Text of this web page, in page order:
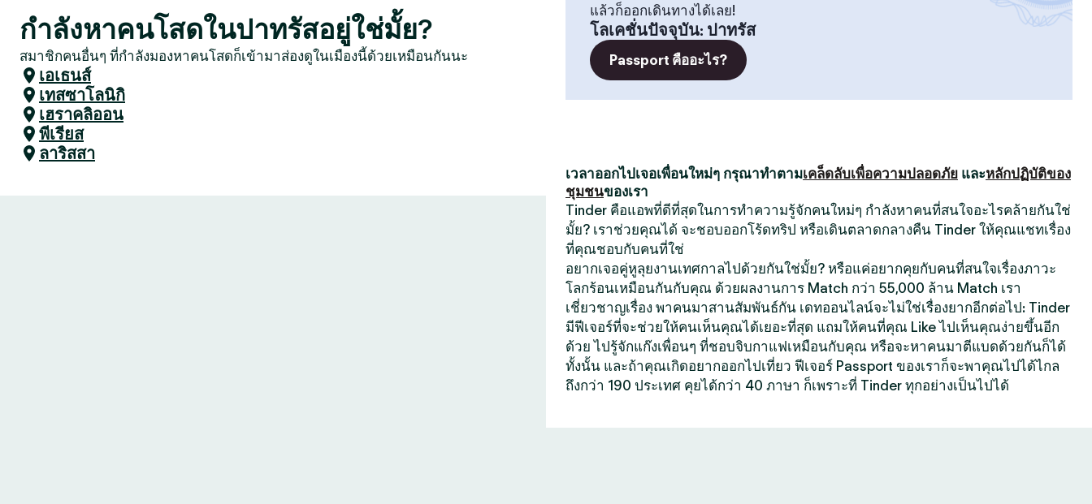
กำลังหาคนโสดในปาทรัสอยู่ใช่มั้ย?
สมาชิกคนอื่นๆ ที่กำลังมองหาคนโสดก็เข้ามาส่องดูในเมืองนี้ด้วยเหมือนกันนะ
เอเธนส์
เทสซาโลนิกิ
เฮราคลิออน
พีเรียส
ลาริสสา
แล้วก็ออกเดินทางได้เลย!
โลเคชั่นปัจจุบัน: ปาทรัส
Passport คืออะไร?
เวลาออกไปเจอเพื่อนใหม่ๆ กรุณาทำตามเคล็ดลับเพื่อความปลอดภัย และหลักปฏิบัติของ
ชุมชนของเรา
Tinder คือแอพที่ดีที่สุดในการทำความรู้จักคนใหม่ๆ กำลังหาคนที่สนใจอะไรคล้ายกันใช่
มั้ย? เราช่วยคุณได้ จะชอบออกโร้ดทริป หรือเดินตลาดกลางคืน Tinder ให้คุณแชทเรื่อง
ที่คุณชอบกับคนที่ใช่
อยากเจอคู่หูลุยงานเทศกาลไปด้วยกันใช่มั้ย? หรือแค่อยากคุยกับคนที่สนใจเรื่องภาวะ
โลกร้อนเหมือนกันกับคุณ ด้วยผลงานการ Match กว่า 55,000 ล้าน Match เรา
เชี่ยวชาญเรื่อง พาคนมาสานสัมพันธ์กัน เดทออนไลน์จะไม่ใช่เรื่องยากอีกต่อไป: Tinder
มีฟีเจอร์ที่จะช่วยให้คนเห็นคุณได้เยอะที่สุด แถมให้คนที่คุณ Like ไปเห็นคุณง่ายขึ้นอีก
ด้วย ไปรู้จักแก๊งเพื่อนๆ ที่ชอบจิบกาแฟเหมือนกับคุณ หรือจะหาคนมาตีแบดด้วยกันก็ได้
ทั้งนั้น และถ้าคุณเกิดอยากออกไปเที่ยว ฟีเจอร์ Passport ของเราก็จะพาคุณไปได้ไกล
ถึงกว่า 190 ประเทศ คุยได้กว่า 40 ภาษา ก็เพราะที่ Tinder ทุกอย่างเป็นไปได้